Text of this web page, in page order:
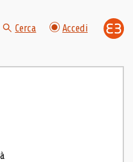
Cerca Accedi